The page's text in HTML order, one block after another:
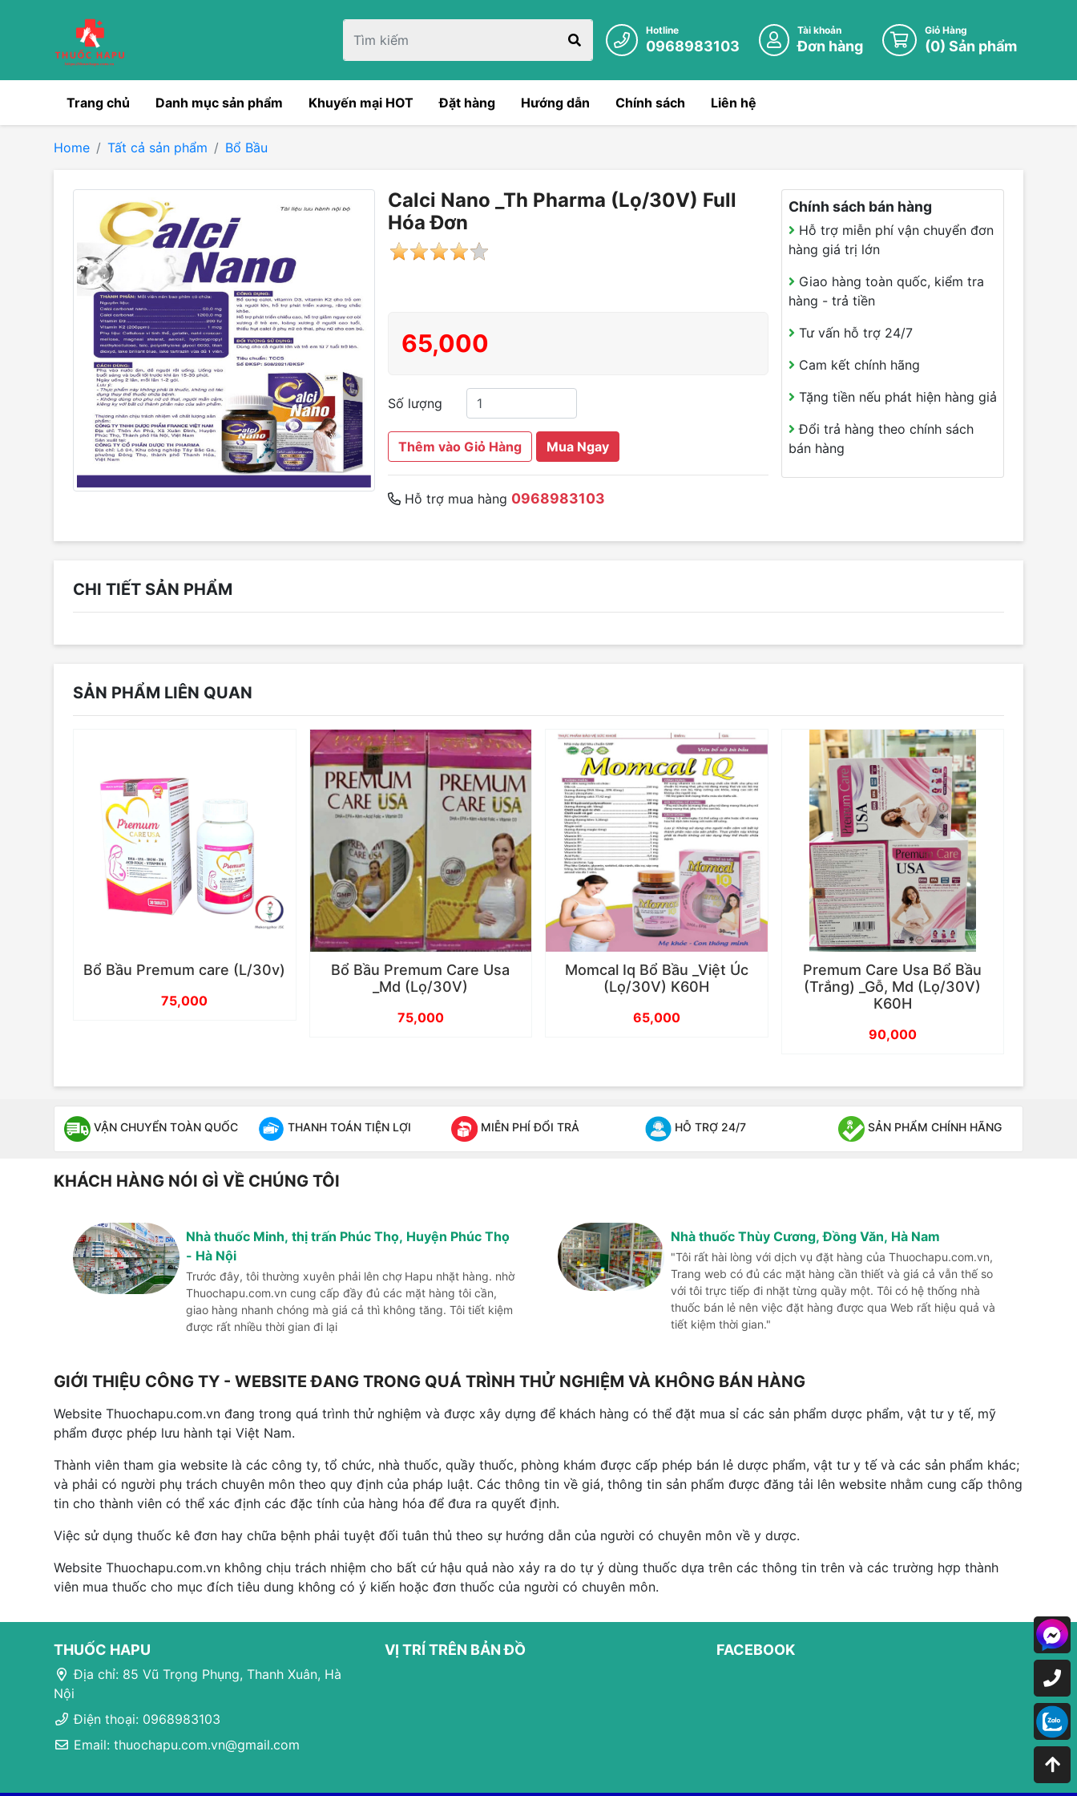
Hotline
0968983103
Tài khoản
Đơn hàng
Giỏ Hàng
(0) Sản phẩm
Trang chủ Danh mục sản phẩm Khuyến mại HOT Đặt hàng Hướng dẫn Chính sách Liên hệ
Home Tất cả sản phẩm Bổ Bầu
Calci Nano _Th Pharma (Lọ/30V) Full
Hóa Đơn
65,000
Số lượng
Thêm vào Giỏ Hàng Mua Ngay
Hỗ trợ mua hàng 0968983103
Chính sách bán hàng
Hỗ trợ miễn phí vận chuyển đơn
hàng giá trị lớn
Giao hàng toàn quốc, kiểm tra
hàng - trả tiền
Tư vấn hỗ trợ 24/7
Cam kết chính hãng
Tặng tiền nếu phát hiện hàng giả
Đổi trả hàng theo chính sách
bán hàng
CHI TIẾT SẢN PHẨM
SẢN PHẨM LIÊN QUAN
Bổ Bầu Premum care (L/30v)
75,000
Bổ Bầu Premum Care Usa
_Md (Lọ/30V)
75,000
Momcal Iq Bổ Bầu _Việt Úc
(Lọ/30V) K60H
65,000
Premum Care Usa Bổ Bầu
(Trắng) _Gỗ, Md (Lọ/30V)
K60H
90,000
VẬN CHUYỂN TOÀN QUỐC THANH TOÁN TIỆN LỢI MIỄN PHÍ ĐỔI TRẢ HỖ TRỢ 24/7 SẢN PHẨM CHÍNH HÃNG
KHÁCH HÀNG NÓI GÌ VỀ CHÚNG TÔI
Nhà thuốc Minh, thị trấn Phúc Thọ, Huyện Phúc Thọ
- Hà Nội
Trước đây, tôi thường xuyên phải lên chợ Hapu nhặt hàng. nhờ
Thuochapu.com.vn cung cấp đầy đủ các mặt hàng tôi cần,
giao hàng nhanh chóng mà giá cả thì không tăng. Tôi tiết kiệm
được rất nhiều thời gian đi lại
Nhà thuốc Thùy Cương, Đồng Văn, Hà Nam
"Tôi rất hài lòng với dịch vụ đặt hàng của Thuochapu.com.vn,
Trang web có đủ các mặt hàng cần thiết và giá cả vẫn thế so
với tôi trực tiếp đi nhặt từng quầy một. Tôi có hệ thống nhà
thuốc bán lẻ nên việc đặt hàng được qua Web rất hiệu quả và
tiết kiệm thời gian."
GIỚI THIỆU CÔNG TY - WEBSITE ĐANG TRONG QUÁ TRÌNH THỬ NGHIỆM VÀ KHÔNG BÁN HÀNG
Website Thuochapu.com.vn đang trong quá trình thử nghiệm và được xây dựng để khách hàng có thể đặt mua sỉ các sản phẩm dược phẩm, vật tư y tế, mỹ
phẩm được phép lưu hành tại Việt Nam.
Thành viên tham gia website là các công ty, tổ chức, nhà thuốc, quầy thuốc, phòng khám được cấp phép bán lẻ dược phẩm, vật tư y tế và các sản phẩm khác;
và phải có người phụ trách chuyên môn theo quy định của pháp luật. Các thông tin về giá, thông tin sản phẩm được đăng tải lên website nhằm cung cấp thông
tin cho thành viên có thể xác định các đặc tính của hàng hóa để đưa ra quyết định.
Việc sử dụng thuốc kê đơn hay chữa bệnh phải tuyệt đối tuân thủ theo sự hướng dẫn của người có chuyên môn về y dược.
Website Thuochapu.com.vn không chịu trách nhiệm cho bất cứ hậu quả nào xảy ra do tự ý dùng thuốc dựa trên các thông tin trên và các trường hợp thành
viên mua thuốc cho mục đích tiêu dung không có ý kiến hoặc đơn thuốc của người có chuyên môn.
THUỐC HAPU
Địa chỉ: 85 Vũ Trọng Phụng, Thanh Xuân, Hà
Nội
Điện thoại: 0968983103
Email: thuochapu.com.vn@gmail.com
VỊ TRÍ TRÊN BẢN ĐỒ FACEBOOK